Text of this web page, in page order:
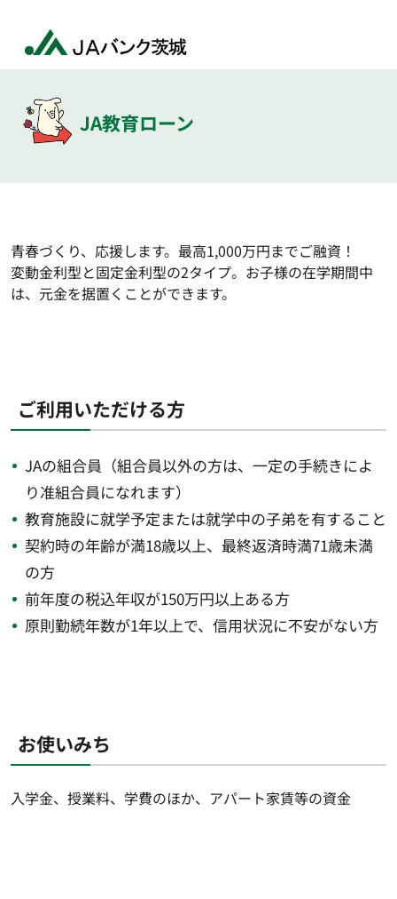
JA教育ローン
青春づくり、応援します。最高1,000万円までご融資！
変動金利型と固定金利型の2タイプ。お子様の在学期間中
は、元金を据置くことができます。
ご利用いただける方
JAの組合員（組合員以外の方は、一定の手続きによ
り准組合員になれます）
教育施設に就学予定または就学中の子弟を有すること
契約時の年齢が満18歳以上、最終返済時満71歳未満
の方
前年度の税込年収が150万円以上ある方
原則勤続年数が1年以上で、信用状況に不安がない方
お使いみち
入学金、授業料、学費のほか、アパート家賃等の資金